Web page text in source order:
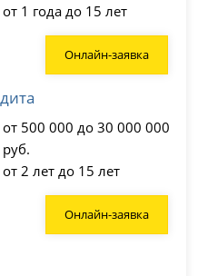
от 1 года до 15 лет
Онлайн-заявка
от 500 000 до 30 000 000
руб.
от 2 лет до 15 лет
Онлайн-заявка